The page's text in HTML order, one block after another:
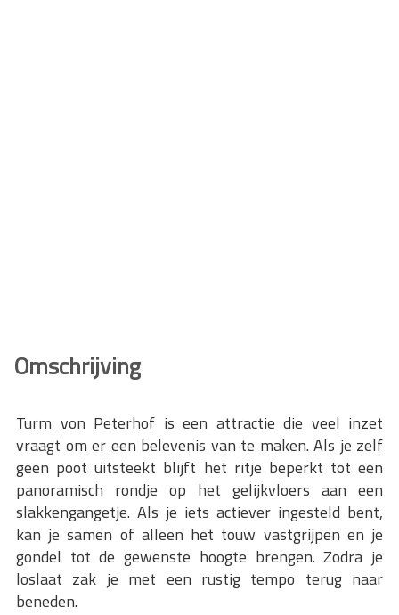
Omschrijving
Turm von Peterhof is een attractie die veel inzet
vraagt om er een belevenis van te maken. Als je zelf
geen poot uitsteekt blijft het ritje beperkt tot een
panoramisch rondje op het gelijkvloers aan een
slakkengangetje. Als je iets actiever ingesteld bent,
kan je samen of alleen het touw vastgrijpen en je
gondel tot de gewenste hoogte brengen. Zodra je
loslaat zak je met een rustig tempo terug naar
beneden.